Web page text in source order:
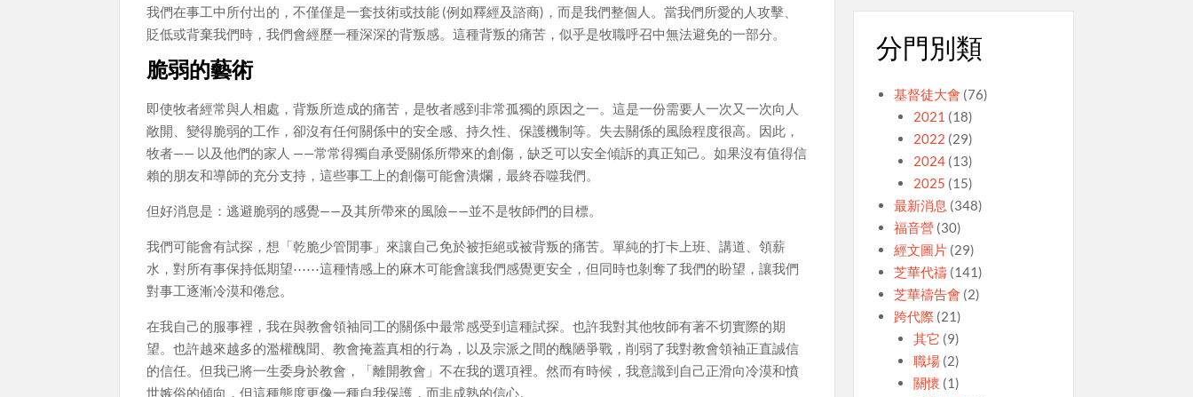
我們在事工中所付出的，不僅僅是一套技術或技能 (例如釋經及諮商)，而是我們整個人。當我們所愛的人攻擊、
貶低或背棄我們時，我們會經歷一種深深的背叛感。這種背叛的痛苦，似乎是牧職呼召中無法避免的一部分。
脆弱的藝術
即使牧者經常與人相處，背叛所造成的痛苦，是牧者感到非常孤獨的原因之一。這是一份需要人一次又一次向人
敞開、變得脆弱的工作，卻沒有任何關係中的安全感、持久性、保護機制等。失去關係的風險程度很高。因此，
牧者—— 以及他們的家人 ——常常得獨自承受關係所帶來的創傷，缺乏可以安全傾訴的真正知己。如果沒有值得信
賴的朋友和導師的充分支持，這些事工上的創傷可能會潰爛，最終吞噬我們。
但好消息是：逃避脆弱的感覺——及其所帶來的風險——並不是牧師們的目標。
我們可能會有試探，想「乾脆少管閒事」來讓自己免於被拒絕或被背叛的痛苦。單純的打卡上班、講道、領薪
水，對所有事保持低期望⋯⋯這種情感上的麻木可能會讓我們感覺更安全，但同時也剝奪了我們的盼望，讓我們
對事工逐漸冷漠和倦怠。
在我自己的服事裡，我在與教會領袖同工的關係中最常感受到這種試探。也許我對其他牧師有著不切實際的期
望。也許越來越多的濫權醜聞、教會掩蓋真相的行為，以及宗派之間的醜陋爭戰，削弱了我對教會領袖正直誠信
的信任。但我已將一生委身於教會，「離開教會」不在我的選項裡。然而有時候，我意識到自己正滑向冷漠和憤
世嫉俗的傾向，但這種態度更像一種自我保護，而非成熟的信心。
分門別類
基督徒大會 (76)
2021 (18)
2022 (29)
2024 (13)
2025 (15)
最新消息 (348)
福音營(30)
經文圖片(29)
芝華代禱(141)
芝華禱告會 (2)
跨代際(21)
其它 (9)
職場 (2)
關懷 (1)